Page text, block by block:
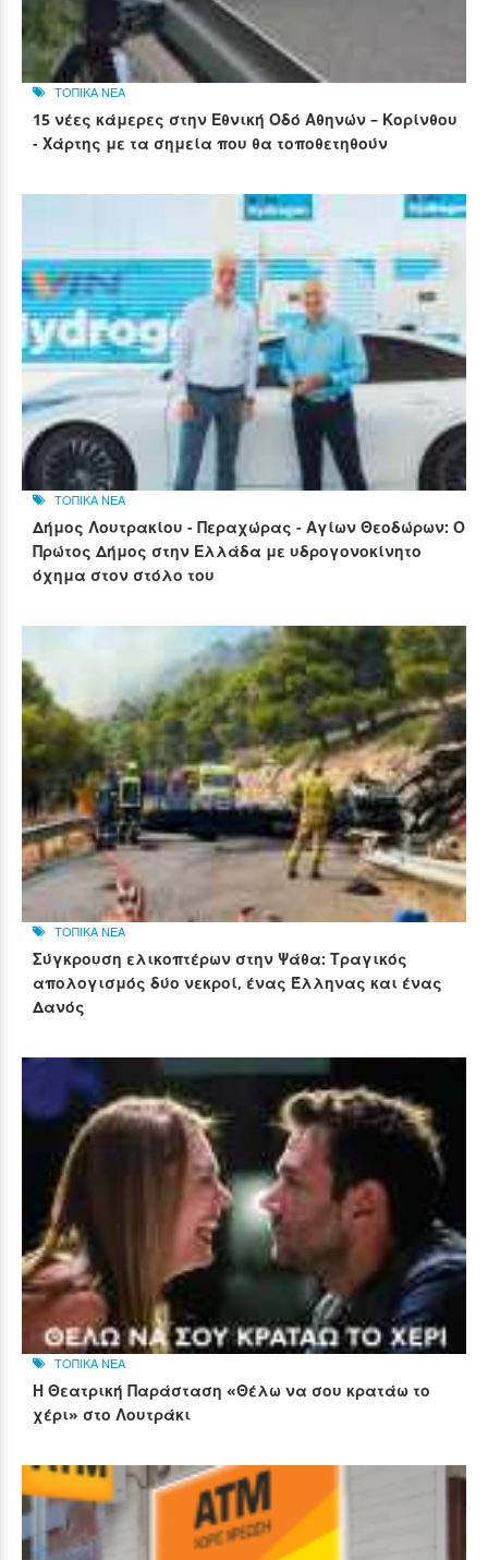
ΤΟΠΙΚΑ ΝΕΑ
15 νέες κάμερες στην Εθνική Οδό Αθηνών – Κορίνθου
- Χάρτης με τα σημεία που θα τοποθετηθούν
ΤΟΠΙΚΑ ΝΕΑ
Δήμος Λουτρακίου - Περαχώρας - Αγίων Θεοδώρων: Ο
Πρώτος Δήμος στην Ελλάδα με υδρογονοκίνητο
όχημα στον στόλο του
ΤΟΠΙΚΑ ΝΕΑ
Σύγκρουση ελικοπτέρων στην Ψάθα: Τραγικός
απολογισμός δύο νεκροί, ένας Έλληνας και ένας
Δανός
ΤΟΠΙΚΑ ΝΕΑ
Η Θεατρική Παράσταση «Θέλω να σου κρατάω το
χέρι» στο Λουτράκι